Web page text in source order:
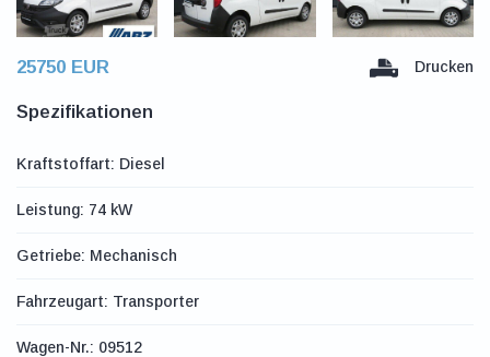
25750 EUR Drucken
Spezifikationen
Kraftstoffart: Diesel
Leistung: 74 kW
Getriebe: Mechanisch
Fahrzeugart: Transporter
Wagen-Nr.: 09512